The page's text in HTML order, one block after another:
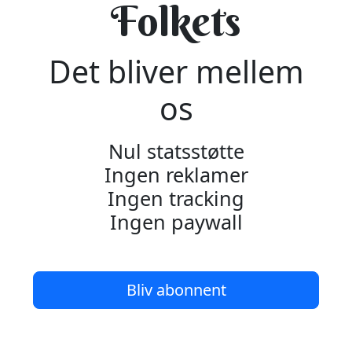
Folkets
Det bliver mellem
os
Nul statsstøtte
Ingen reklamer
Ingen tracking
Ingen paywall
Bliv abonnent